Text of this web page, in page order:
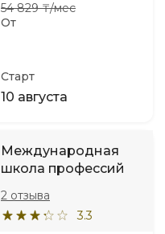
От
54 829 ₸/мес
Старт
10 августа
Международная
школа профессий
3.3
2 отзыва